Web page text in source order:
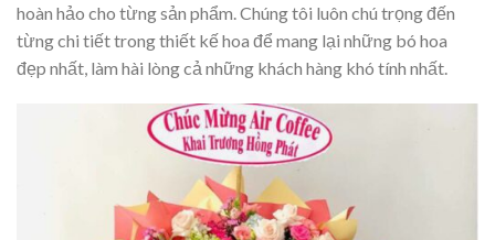
hoàn hảo cho từng sản phẩm. Chúng tôi luôn chú trọng đến
từng chi tiết trong thiết kế hoa để mang lại những bó hoa
đẹp nhất, làm hài lòng cả những khách hàng khó tính nhất.